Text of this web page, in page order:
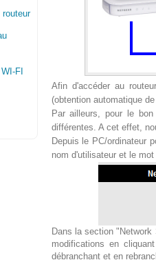
Afin d'accéder au
(obtention automatique
Par ailleurs, pour le
différentes. A cet effet,
Depuis le PC/ordinateur
nom d'utilisateur et le
Dans la section
modifications en
débranchant et en
FI